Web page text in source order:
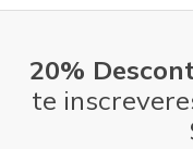
20%
te